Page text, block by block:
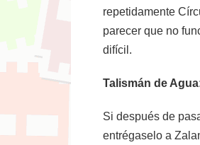
repetidamente
parecer que no
difícil.
Talismán de
Si después de
entrégaselo a